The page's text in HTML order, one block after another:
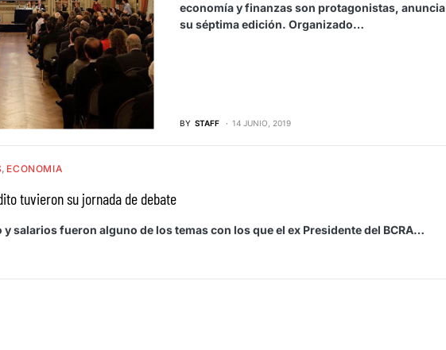
economía y finanzas son protagonistas, anuncia
su séptima edición. Organizado…
BY STAFF 14 JUNIO, 2019
ECONOMIA
tuvieron su jornada de debate
salarios fueron alguno de los temas con los que el ex Presidente del BCRA…